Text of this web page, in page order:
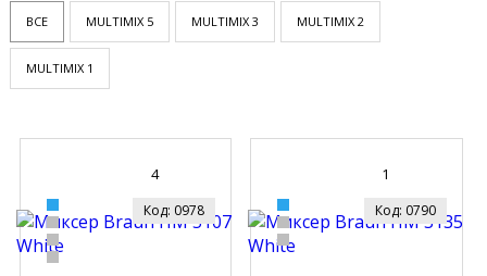
ВСЕ MULTIMIX 5 MULTIMIX 3 MULTIMIX 2
MULTIMIX 1
4
Код: 0978
1
Код: 0790